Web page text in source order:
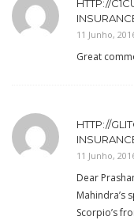
HTTP://
11 Junho,
Great
HTTP://
11 Junho,
Dear
Mahindra’s
Scorpio’s